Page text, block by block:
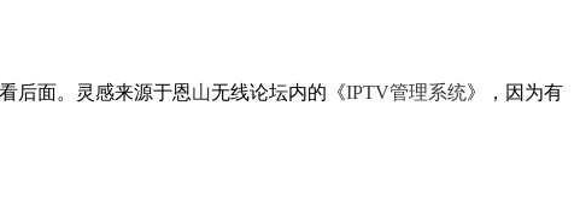
后面。灵感来源于恩山无线论坛内的《IPTV管理系统》，因为有